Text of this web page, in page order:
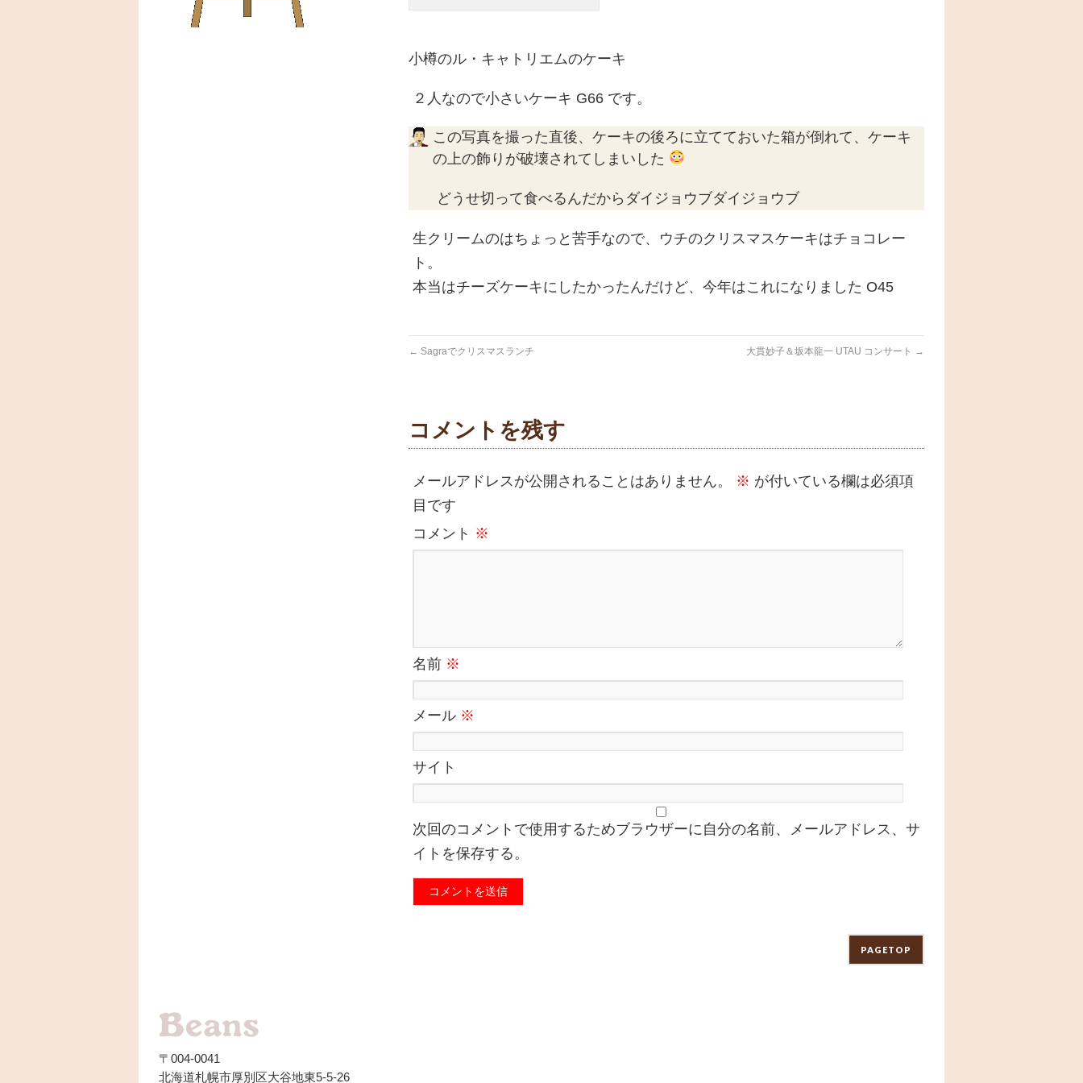
小樽のル・キャトリエムのケーキ
２人なので小さいケーキ G66 です。
この写真を撮った直後、ケーキの後ろに立てておいた箱が倒れて、ケーキ
の上の飾りが破壊されてしまいした
どうせ切って食べるんだからダイジョウブダイジョウブ
生クリームのはちょっと苦手なので、ウチのクリスマスケーキはチョコレー
ト。
本当はチーズケーキにしたかったんだけど、今年はこれになりました O45
← Sagraでクリスマスランチ 大貫妙子＆坂本龍一 UTAU コンサート →
コメントを残す
メールアドレスが公開されることはありません。 ※ が付いている欄は必須項
目です
コメント ※
名前 ※
メール ※
サイト
次回のコメントで使用するためブラウザーに自分の名前、メールアドレス、サ
イトを保存する。
PAGETOP
〒004-0041
北海道札幌市厚別区大谷地東5-5-26